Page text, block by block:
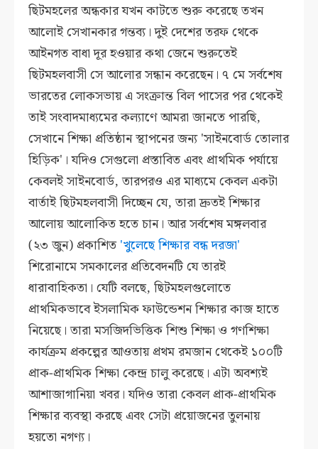
ছিটমহলের অন্ধকার যখন কাটতে শুরু করেছে তখন
আলোই সেখানকার গন্তব্য। দুই দেশের তরফ থেকে
আইনগত বাধা দূর হওয়ার কথা জেনে শুরুতেই
ছিটমহলবাসী সে আলোর সন্ধান করেছেন। ৭ মে সর্বশেষ
ভারতের লোকসভায় এ সংক্রান্ত বিল পাসের পর থেকেই
তাই সংবাদমাধ্যমের কল্যাণে আমরা জানতে পারছি,
সেখানে শিক্ষা প্রতিষ্ঠান স্থাপনের জন্য 'সাইনবোর্ড তোলার
হিড়িক'। যদিও সেগুলো প্রস্তাবিত এবং প্রাথমিক পর্যায়ে
কেবলই সাইনবোর্ড, তারপরও এর মাধ্যমে কেবল একটা
বার্তাই ছিটমহলবাসী দিচ্ছেন যে, তারা দ্রুতই শিক্ষার
আলোয় আলোকিত হতে চান। আর সর্বশেষ মঙ্গলবার
(২৩ জুন) প্রকাশিত'খুলেছে শিক্ষার বন্ধ দরজা'
শিরোনামে সমকালের প্রতিবেদনটি যে তারই
ধারাবাহিকতা। যেটি বলছে, ছিটমহলগুলোতে
প্রাথমিকভাবে ইসলামিক ফাউন্ডেশন শিক্ষার কাজ হাতে
নিয়েছে। তারা মসজিদভিত্তিক শিশু শিক্ষা ও গণশিক্ষা
কার্যক্রম প্রকল্পের আওতায় প্রথম রমজান থেকেই ১০০টি
প্রাক-প্রাথমিক শিক্ষা কেন্দ্র চালু করেছে। এটা অবশ্যই
আশাজাগানিয়া খবর। যদিও তারা কেবল প্রাক-প্রাথমিক
শিক্ষার ব্যবস্থা করছে এবং সেটা প্রয়োজনের তুলনায়
হয়তো নগণ্য।